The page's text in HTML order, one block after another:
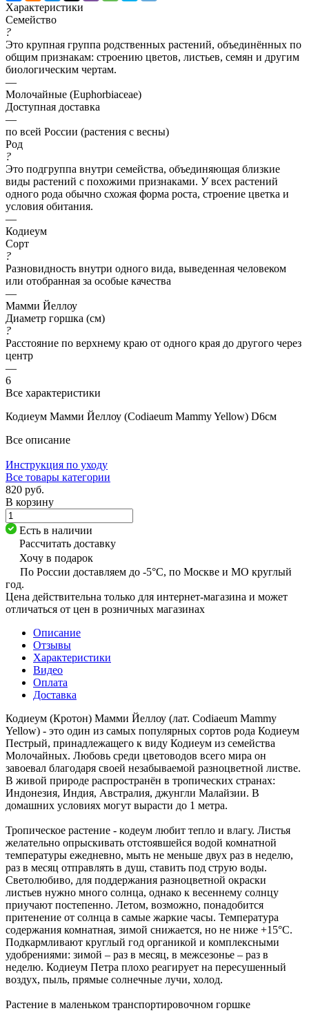
Характеристики
Семейство
?
Это крупная группа родственных растений, объединённых по
общим признакам: строению цветов, листьев, семян и другим
биологическим чертам.
—
Молочайные (Euphorbiaceae)
Доступная доставка
—
по всей России (растения с весны)
Род
?
Это подгруппа внутри семейства, объединяющая близкие
виды растений с похожими признаками. У всех растений
одного рода обычно схожая форма роста, строение цветка и
условия обитания.
—
Кодиеум
Сорт
?
Разновидность внутри одного вида, выведенная человеком
или отобранная за особые качества
—
Мамми Йеллоу
Диаметр горшка (см)
?
Расстояние по верхнему краю от одного края до другого через
центр
—
6
Все характеристики
Кодиеум Мамми Йеллоу (Codiaeum Mammy Yellow) D6см
Все описание
Инструкция по уходу
Все товары категории
820 руб.
В корзину
Есть в наличии
Рассчитать доставку
Хочу в подарок
По России доставляем до -5°C, по Москве и МО круглый
год.
Цена действительна только для интернет-магазина и может
отличаться от цен в розничных магазинах
Описание
Отзывы
Характеристики
Видео
Оплата
Доставка
Кодиеум (Кротон) Мамми Йеллоу (лат. Codiaeum Mammy
Yellow) - это один из самых популярных сортов рода Кодиеум
Пестрый, принадлежащего к виду Кодиеум из семейства
Молочайных. Любовь среди цветоводов всего мира он
завоевал благодаря своей незабываемой разноцветной листве.
В живой природе распространён в тропических странах:
Индонезия, Индия, Австралия, джунгли Малайзии. В
домашних условиях могут вырасти до 1 метра.
Тропическое растение - кодеум любит тепло и влагу. Листья
желательно опрыскивать отстоявшейся водой комнатной
температуры ежедневно, мыть не меньше двух раз в неделю,
раз в месяц отправлять в душ, ставить под струю воды.
Светолюбиво, для поддержания разноцветной окраски
листьев нужно много солнца, однако к весеннему солнцу
приучают постепенно. Летом, возможно, понадобится
притенение от солнца в самые жаркие часы. Температура
содержания комнатная, зимой снижается, но не ниже +15°С.
Подкармливают круглый год органикой и комплексными
удобрениями: зимой – раз в месяц, в межсезонье – раз в
неделю. Кодиеум Петра плохо реагирует на пересушенный
воздух, пыль, прямые солнечные лучи, холод.
Растение в маленьком транспортировочном горшке